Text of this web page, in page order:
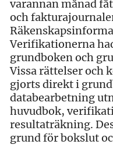
varannan månad
och
Verifikationerna
grundboken och
Vissa rättelser och
gjorts direkt i
databearbetning
huvudbok,
resultaträkning.
grund för bokslut